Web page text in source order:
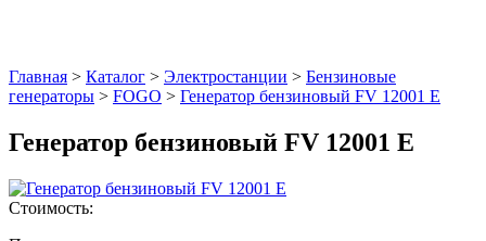
Главная > Каталог > Электростанции > Бензиновые
генераторы > FOGO > Генератор бензиновый FV 12001 E
Генератор бензиновый FV 12001 E
Стоимость: